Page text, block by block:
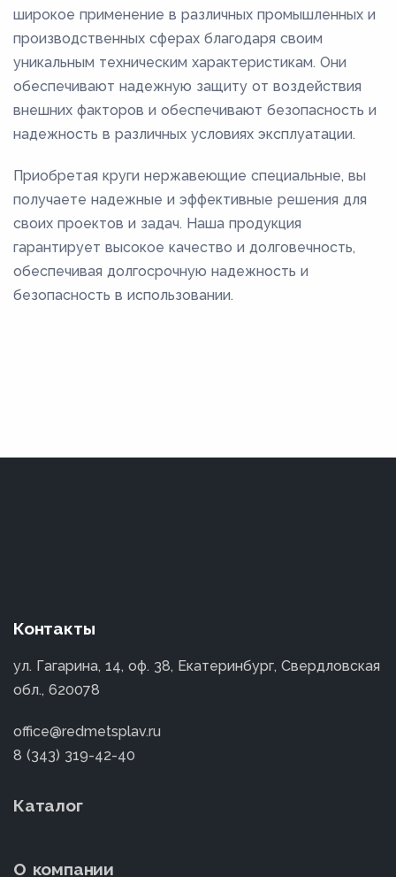
широкое применение в различных промышленных и
производственных сферах благодаря своим
уникальным техническим характеристикам. Они
обеспечивают надежную защиту от воздействия
внешних факторов и обеспечивают безопасность и
надежность в различных условиях эксплуатации.
Приобретая круги нержавеющие специальные, вы
получаете надежные и эффективные решения для
своих проектов и задач. Наша продукция
гарантирует высокое качество и долговечность,
обеспечивая долгосрочную надежность и
безопасность в использовании.
Контакты
ул. Гагарина, 14, оф. 38, Екатеринбург, Свердловская
обл., 620078
office@redmetsplav.ru
8 (343) 319-42-40
Каталог
О компании